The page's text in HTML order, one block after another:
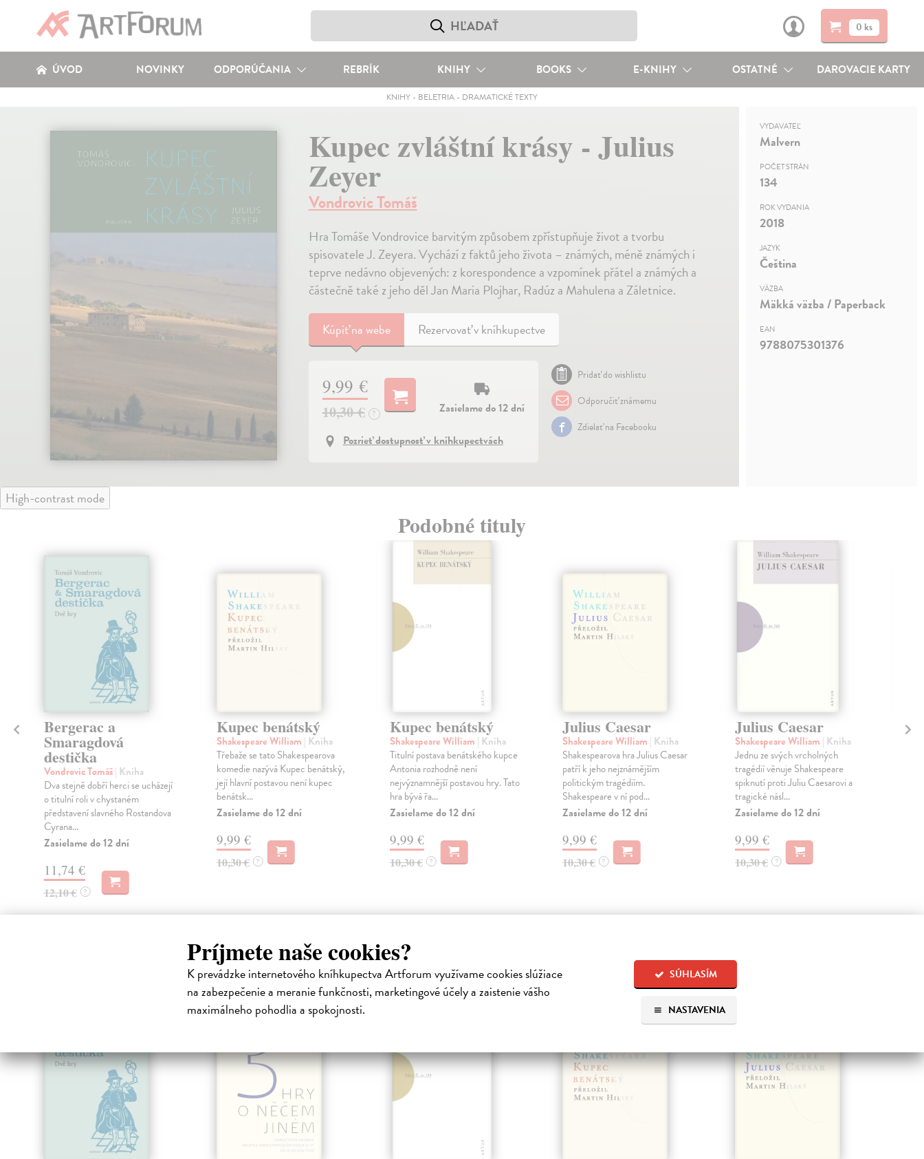
Príjmete naše cookies?
K prevádzke internetového kníhkupectva Artforum využívame cookies slúžiace
na zabezpečenie a meranie funkčnosti, marketingové účely a zaistenie vášho
maximálneho pohodlia a spokojnosti.
SÚHLASÍM
NASTAVENIA
0 ks
ÚVOD NOVINKY ODPORÚČANIA REBRÍK KNIHY BOOKS E-KNIHY OSTATNÉ DAROVACIE KARTY
KNIHY- BELETRIA- DRAMATICKÉ TEXTY
Kupec zvláštní krásy - Julius
Zeyer
Vondrovic Tomáš
Hra Tomáše Vondrovice barvitým způsobem zpřístupňuje život a tvorbu
spisovatele J. Zeyera. Vychází z faktů jeho života – známých, méně známých i
teprve nedávno objevených: z korespondence a vzpomínek přátel a známých a
částečně také z jeho děl Jan Maria Plojhar, Radúz a Mahulena a Záletnice.
Kúpiťna webe Rezervovať v kníhkupectve
9,99 €
10,30 € ?
Zasielame do 12 dní
Pozrieť dostupnosť v kníhkupectvách
Pridať do wishlistu
Odporučiť známemu
Zdielať na Facebooku
VYDAVATEĽ
Malvern
POČET STRÁN
134
ROK VYDANIA
2018
JAZYK
Čeština
VÄZBA
Mäkká väzba / Paperback
EAN
9788075301376
High-contrast mode
Podobné tituly
Bergerac a
Smaragdová
destička
Vondrovic Tomáš| Kniha
Dva stejně dobří herci se ucházejí
o titulní roli v chystaném
představení slavného Rostandova
Cyrana...
Zasielame do 12 dní
11,74 €
12,10 € ?
Kupec benátský
Shakespeare William | Kniha
Třebaže se tato Shakespearova
komedie nazývá Kupec benátský,
její hlavní postavou není kupec
benátsk...
Zasielame do 12 dní
9,99 €
10,30 € ?
Kupec benátský
Shakespeare William | Kniha
Titulní postava benátského kupce
Antonia rozhodně není
nejvýznamnější postavou hry. Tato
hra bývá řa...
Zasielame do 12 dní
9,99 €
10,30 € ?
Julius Caesar
Shakespeare William | Kniha
Shakespearova hra Julius Caesar
patří k jeho nejznámějším
politickým tragédiím.
Shakespeare v ní pod...
Zasielame do 12 dní
9,99 €
10,30 € ?
Julius Caesar
Shakespeare William | Kniha
Jednu ze svých vrcholných
tragédií věnuje Shakespeare
spiknutí proti Juliu Caesarovi a
tragické násl...
Zasielame do 12 dní
9,99 €
10,30 € ?
Čitatelia s podobným vkusom si kúpili aj: